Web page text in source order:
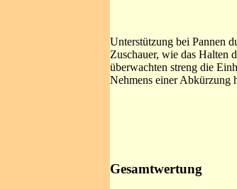
Unterstützung bei Pannen
Zuschauer, wie das Halten
überwachten streng die
Nehmens einer Abkürzung
Gesamtwertung